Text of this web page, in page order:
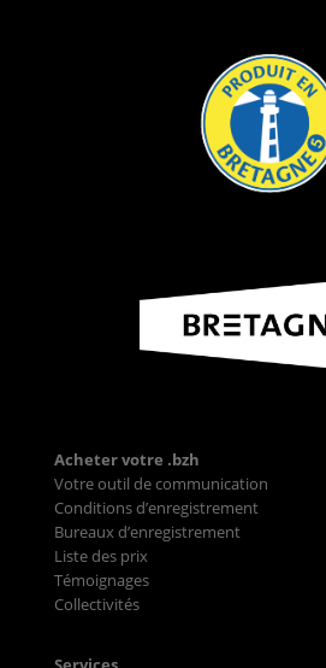
Acheter votre .bzh
Votre outil de communication
Conditions d’enregistrement
Bureaux d’enregistrement
Liste des prix
Témoignages
Collectivités